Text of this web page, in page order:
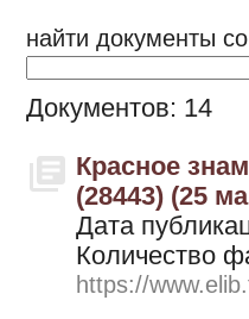
найти документы
Документов: 14
Красное
(28443) (25
Дата
Количество
https://